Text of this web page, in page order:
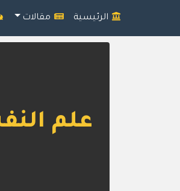
الرئيسية مقالات
علم